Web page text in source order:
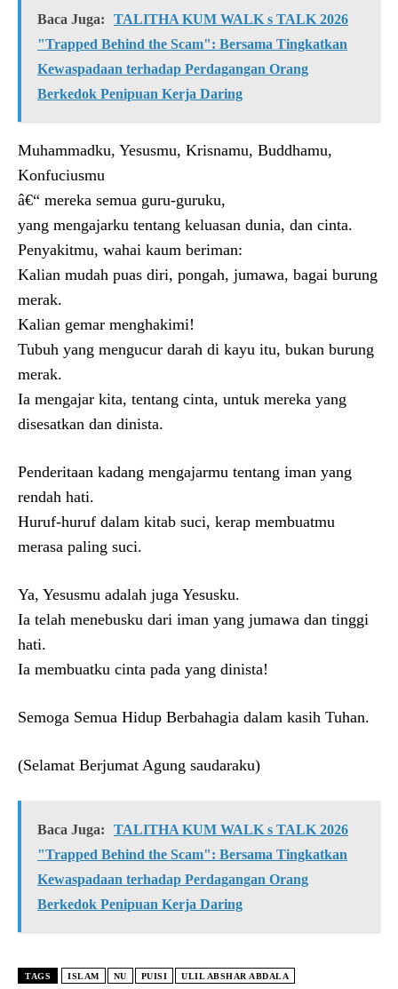
Baca Juga:
TALITHA KUM WALK s TALK 2026
"Trapped Behind the Scam": Bersama Tingkatkan
Kewaspadaan terhadap Perdagangan Orang
Berkedok Penipuan Kerja Daring
Muhammadku, Yesusmu, Krisnamu, Buddhamu,
Konfuciusmu
â€“ mereka semua guru-guruku,
yang mengajarku tentang keluasan dunia, dan cinta.
Penyakitmu, wahai kaum beriman:
Kalian mudah puas diri, pongah, jumawa, bagai burung
merak.
Kalian gemar menghakimi!
Tubuh yang mengucur darah di kayu itu, bukan burung
merak.
Ia mengajar kita, tentang cinta, untuk mereka yang
disesatkan dan dinista.
Penderitaan kadang mengajarmu tentang iman yang
rendah hati.
Huruf-huruf dalam kitab suci, kerap membuatmu
merasa paling suci.
Ya, Yesusmu adalah juga Yesusku.
Ia telah menebusku dari iman yang jumawa dan tinggi
hati.
Ia membuatku cinta pada yang dinista!
Semoga Semua Hidup Berbahagia dalam kasih Tuhan.
(Selamat Berjumat Agung saudaraku)
Baca Juga:
TALITHA KUM WALK s TALK 2026
"Trapped Behind the Scam": Bersama Tingkatkan
Kewaspadaan terhadap Perdagangan Orang
Berkedok Penipuan Kerja Daring
TAGS ISLAM NU PUISI ULIL ABSHAR ABDALA